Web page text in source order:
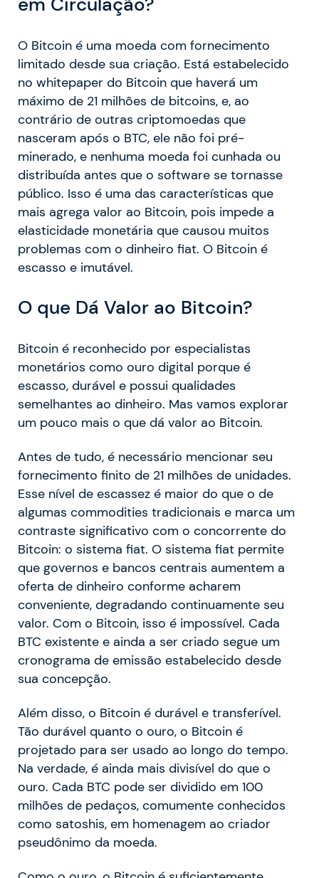
O Bitcoin é uma moeda com fornecimento
limitado desde sua criação. Está estabelecido
no whitepaper do Bitcoin que haverá um
máximo de 21 milhões de bitcoins, e, ao
contrário de outras criptomoedas que
nasceram após o BTC, ele não foi pré-
minerado, e nenhuma moeda foi cunhada ou
distribuída antes que o software se tornasse
público. Isso é uma das características que
mais agrega valor ao Bitcoin, pois impede a
elasticidade monetária que causou muitos
problemas com o dinheiro fiat. O Bitcoin é
escasso e imutável.
O que Dá Valor ao Bitcoin?
Bitcoin é reconhecido por especialistas
monetários como ouro digital porque é
escasso, durável e possui qualidades
semelhantes ao dinheiro. Mas vamos explorar
um pouco mais o que dá valor ao Bitcoin.
Antes de tudo, é necessário mencionar seu
fornecimento finito de 21 milhões de unidades.
Esse nível de escassez é maior do que o de
algumas commodities tradicionais e marca um
contraste significativo com o concorrente do
Bitcoin: o sistema fiat. O sistema fiat permite
que governos e bancos centrais aumentem a
oferta de dinheiro conforme acharem
conveniente, degradando continuamente seu
valor. Com o Bitcoin, isso é impossível. Cada
BTC existente e ainda a ser criado segue um
cronograma de emissão estabelecido desde
sua concepção.
Além disso, o Bitcoin é durável e transferível.
Tão durável quanto o ouro, o Bitcoin é
projetado para ser usado ao longo do tempo.
Na verdade, é ainda mais divisível do que o
ouro. Cada BTC pode ser dividido em 100
milhões de pedaços, comumente conhecidos
como satoshis, em homenagem ao criador
pseudônimo da moeda.